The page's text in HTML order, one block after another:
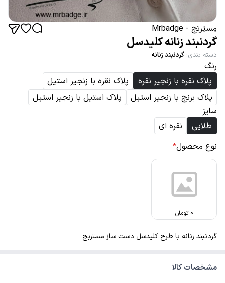
مِستِربَج - Mrbadge
گردنبند زنانه کلیدسل
دسته بندی: گردنبند زنانه
رنگ
پلاک نقره با زنجیر نقره
پلاک نقره با زنجیر استیل
پلاک برنج با زنجیر استیل
پلاک استیل با زنجیر استیل
سایز
طلایی
نقره ای
نوع محصول*
0 تومان
گردنبند زنانه با طرح کلیدسل دست ساز مستربج
مشخصات کالا